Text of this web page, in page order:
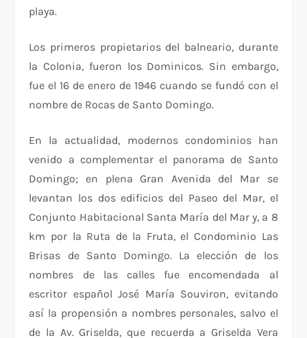
playa.
Los primeros propietarios del balneario, durante
la Colonia, fueron los Dominicos. Sin embargo,
fue el 16 de enero de 1946 cuando se fundó con el
nombre de Rocas de Santo Domingo.
En la actualidad, modernos condominios han
venido a complementar el panorama de Santo
Domingo; en plena Gran Avenida del Mar se
levantan los dos edificios del Paseo del Mar, el
Conjunto Habitacional Santa María del Mar y, a 8
km por la Ruta de la Fruta, el Condominio Las
Brisas de Santo Domingo. La elección de los
nombres de las calles fue encomendada al
escritor español José María Souviron, evitando
así la propensión a nombres personales, salvo el
de la Av. Griselda, que recuerda a Griselda Vera